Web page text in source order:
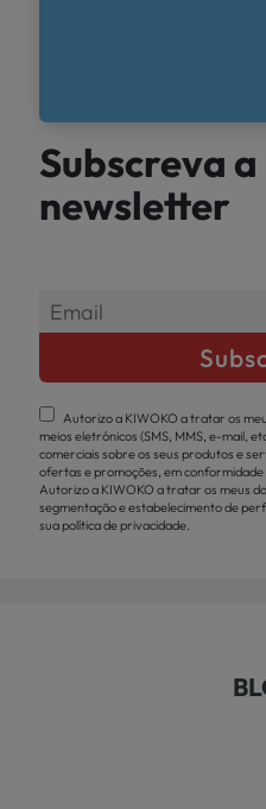
Subscreva a
newsletter
Autorizo a KIWOKO a tratar os
meios eletrónicos (SMS, MMS, e-mail,
comerciais sobre os seus produtos e
ofertas e promoções, em conformidade
Autorizo a KIWOKO a tratar os meus
segmentação e estabelecimento de
sua política de privacidade.